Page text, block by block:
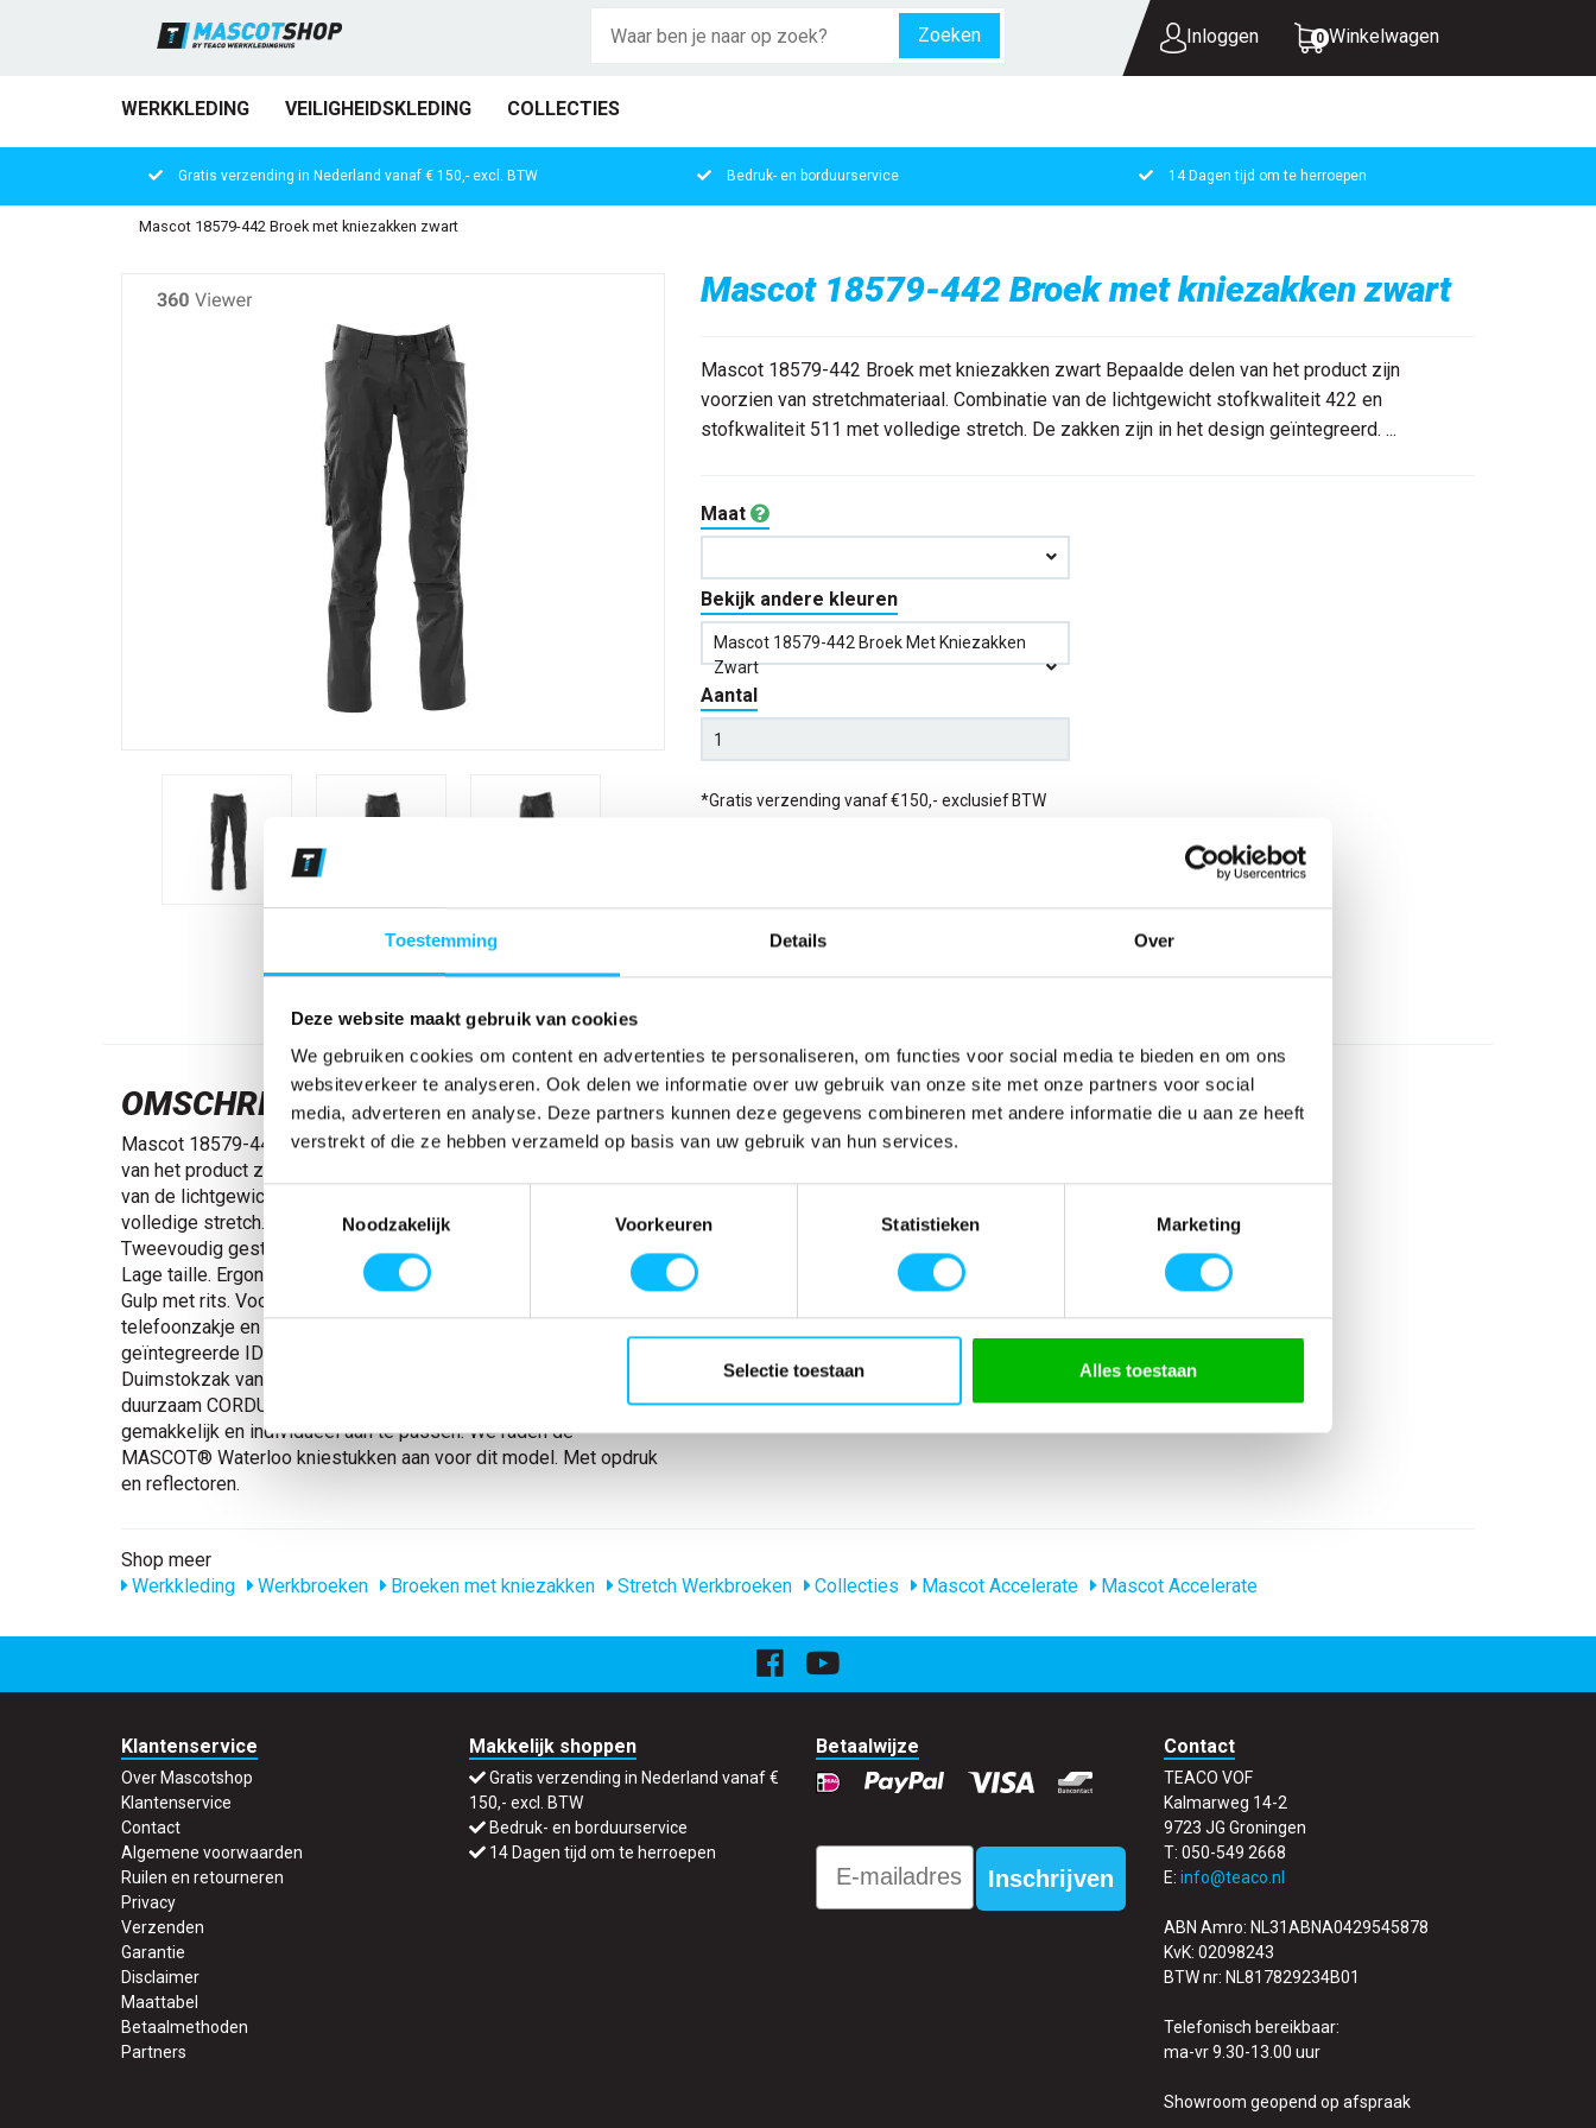
Toestemming Details Over
Deze website maakt gebruik van cookies
We gebruiken cookies om content en advertenties te personaliseren, om functies voor social media te bieden en om ons
websiteverkeer te analyseren. Ook delen we informatie over uw gebruik van onze site met onze partners voor social
media, adverteren en analyse. Deze partners kunnen deze gegevens combineren met andere informatie die u aan ze heeft
verstrekt of die ze hebben verzameld op basis van uw gebruik van hun services.
Toestemmingsselectie
Noodzakelijk
Voorkeuren Statistieken Marketing
Selectie toestaan Alles toestaan
Zoeken Inloggen 0 Winkelwagen
WERKKLEDING VEILIGHEIDSKLEDING COLLECTIES
UW WINKELWAGEN IS LEEG.
Gratis verzending in Nederland vanaf € 150,- excl. BTW Bedruk- en borduurservice 14 Dagen tijd om te herroepen
Mascot 18579-442 Broek met kniezakken zwart
Mascot 18579-442 Broek met kniezakken zwart
Mascot 18579-442 Broek met kniezakken zwart Bepaalde delen van het product zijn
voorzien van stretchmateriaal. Combinatie van de lichtgewicht stofkwaliteit 422 en
stofkwaliteit 511 met volledige stretch. De zakken zijn in het design geïntegreerd. ...
Maat
Bekijk andere kleuren
Mascot 18579-442 Broek Met Kniezakken
Zwart
Aantal
*Gratis verzending vanaf €150,- exclusief BTW
€ 89,92excl BTW
€ 108,80incl BTW
Verwachte bezorgdag:
OMSCHRIJVING
Mascot 18579-442 Broek met kniezakken zwart Bepaalde delen
van het product zijn voorzien van stretchmateriaal. Combinatie
van de lichtgewicht stofkwaliteit 422 en stofkwaliteit 511 met
volledige stretch. De zakken zijn in het design geïntegreerd.
Tweevoudig gestikte naden aan de broekspijpen en in het kruis.
Lage taille. Ergonomisch gevormde broekspijpen. Riemlussen.
Gulp met rits. Voorzakken. Achterzakken. Dijbeenzak met
telefoonzakje en klep met verborgen drukknoop en
geïntegreerde ID-kaarthouder. Afneembare ID-kaarthouder.
Duimstokzak van CORDURA® met extra zakken. Kniezakken van
duurzaam CORDURA® (500 D). De hoogte van de kniezak is
gemakkelijk en individueel aan te passen. We raden de
MASCOT® Waterloo kniestukken aan voor dit model. Met opdruk
en reflectoren.
SPECIFICATIES
Artikelnummer
-
Merk
Mascot
65% polyester/35% katoen
Polyester Katoen
Shop meer
Werkkleding
Werkbroeken Broeken met kniezakken Stretch Werkbroeken Collecties Mascot Accelerate Mascot Accelerate
Klantenservice
Over Mascotshop
Klantenservice
Contact
Algemene voorwaarden
Ruilen en retourneren
Privacy
Verzenden
Garantie
Disclaimer
Maattabel
Betaalmethoden
Partners
Makkelijk shoppen
Gratis verzending in Nederland vanaf €
150,- excl. BTW
Bedruk- en borduurservice
14 Dagen tijd om te herroepen
Betaalwijze
Email
Inschrijven
Contact
TEACO VOF
Kalmarweg 14-2
9723 JG Groningen
T: 050-549 2668
E: info@teaco.nl
ABN Amro: NL31ABNA0429545878
KvK: 02098243
BTW nr: NL817829234B01
Telefonisch bereikbaar:
ma-vr 9.30-13.00 uur
Showroom geopend op afspraak